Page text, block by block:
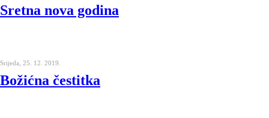
Sretna nova godina
Srijeda, 25. 12. 2019.
Božićna čestitka